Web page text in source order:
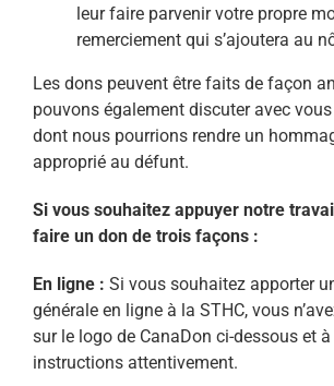
leur faire parvenir votre propre
remerciement qui s’ajoutera au
Les dons peuvent être faits de façon
pouvons également discuter avec
dont nous pourrions rendre un
approprié au défunt.
Si vous souhaitez appuyer notre
faire un don de trois façons :
En ligne : Si vous souhaitez apporter
générale en ligne à la STHC, vous
sur le logo de CanaDon ci-dessous et
instructions attentivement.